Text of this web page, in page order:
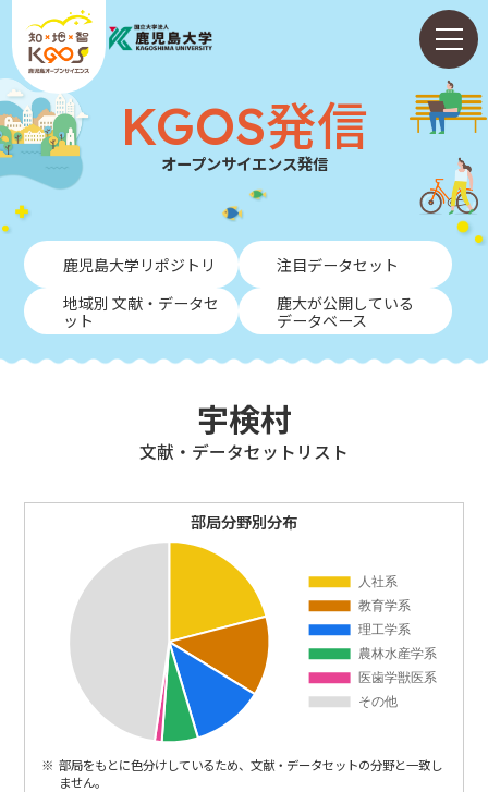
KGOS発信
オープンサイエンス発信
鹿児島大学リポジトリ
注目データセット
地域別 文献・データセ
ット
鹿大が公開している
データベース
宇検村
⽂献・データセットリスト
部局分野別分布
部局をもとに色分けしているため、文献・データセットの分野と一致し
ません。
ホーム
ABOUT
KGOS発信
NEWS
ENGLISH